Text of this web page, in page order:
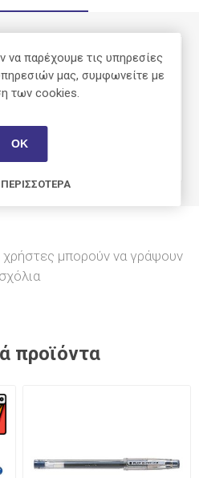
Gel
μπορούν να γράψουν
σχόλια
προϊόντα
παρέχουμε τις υπηρεσίες
μας, συμφωνείτε με
των cookies.
ΟΚ